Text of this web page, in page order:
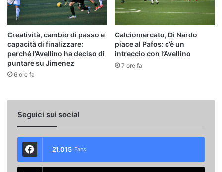
Creatività, cambio di passo e
capacità di finalizzare:
perché l’Avellino ha deciso di
puntare su Jimenez
6 ore fa
Calciomercato, Di Nardo
piace al Pafos: c’è un
intreccio con l’Avellino
7 ore fa
Seguici sui social
21.015 Fans